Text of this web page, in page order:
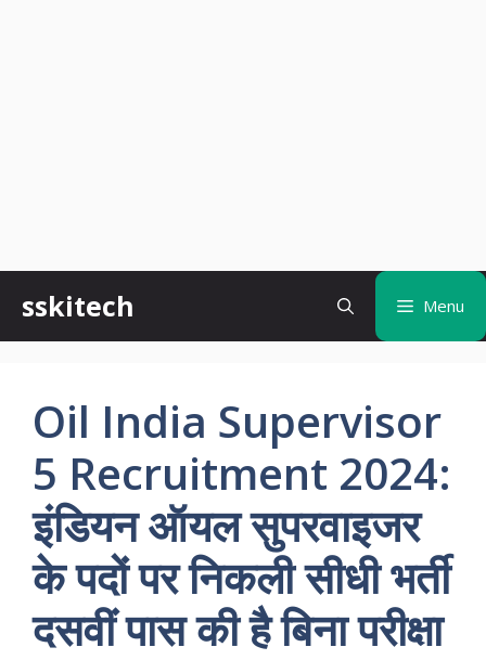
content
sskitech Menu
Oil India Supervisor
5 Recruitment 2024:
इंडियन ऑयल सुपरवाइजर
के पदों पर निकली सीधी भर्ती
दसवीं पास की है बिना परीक्षा